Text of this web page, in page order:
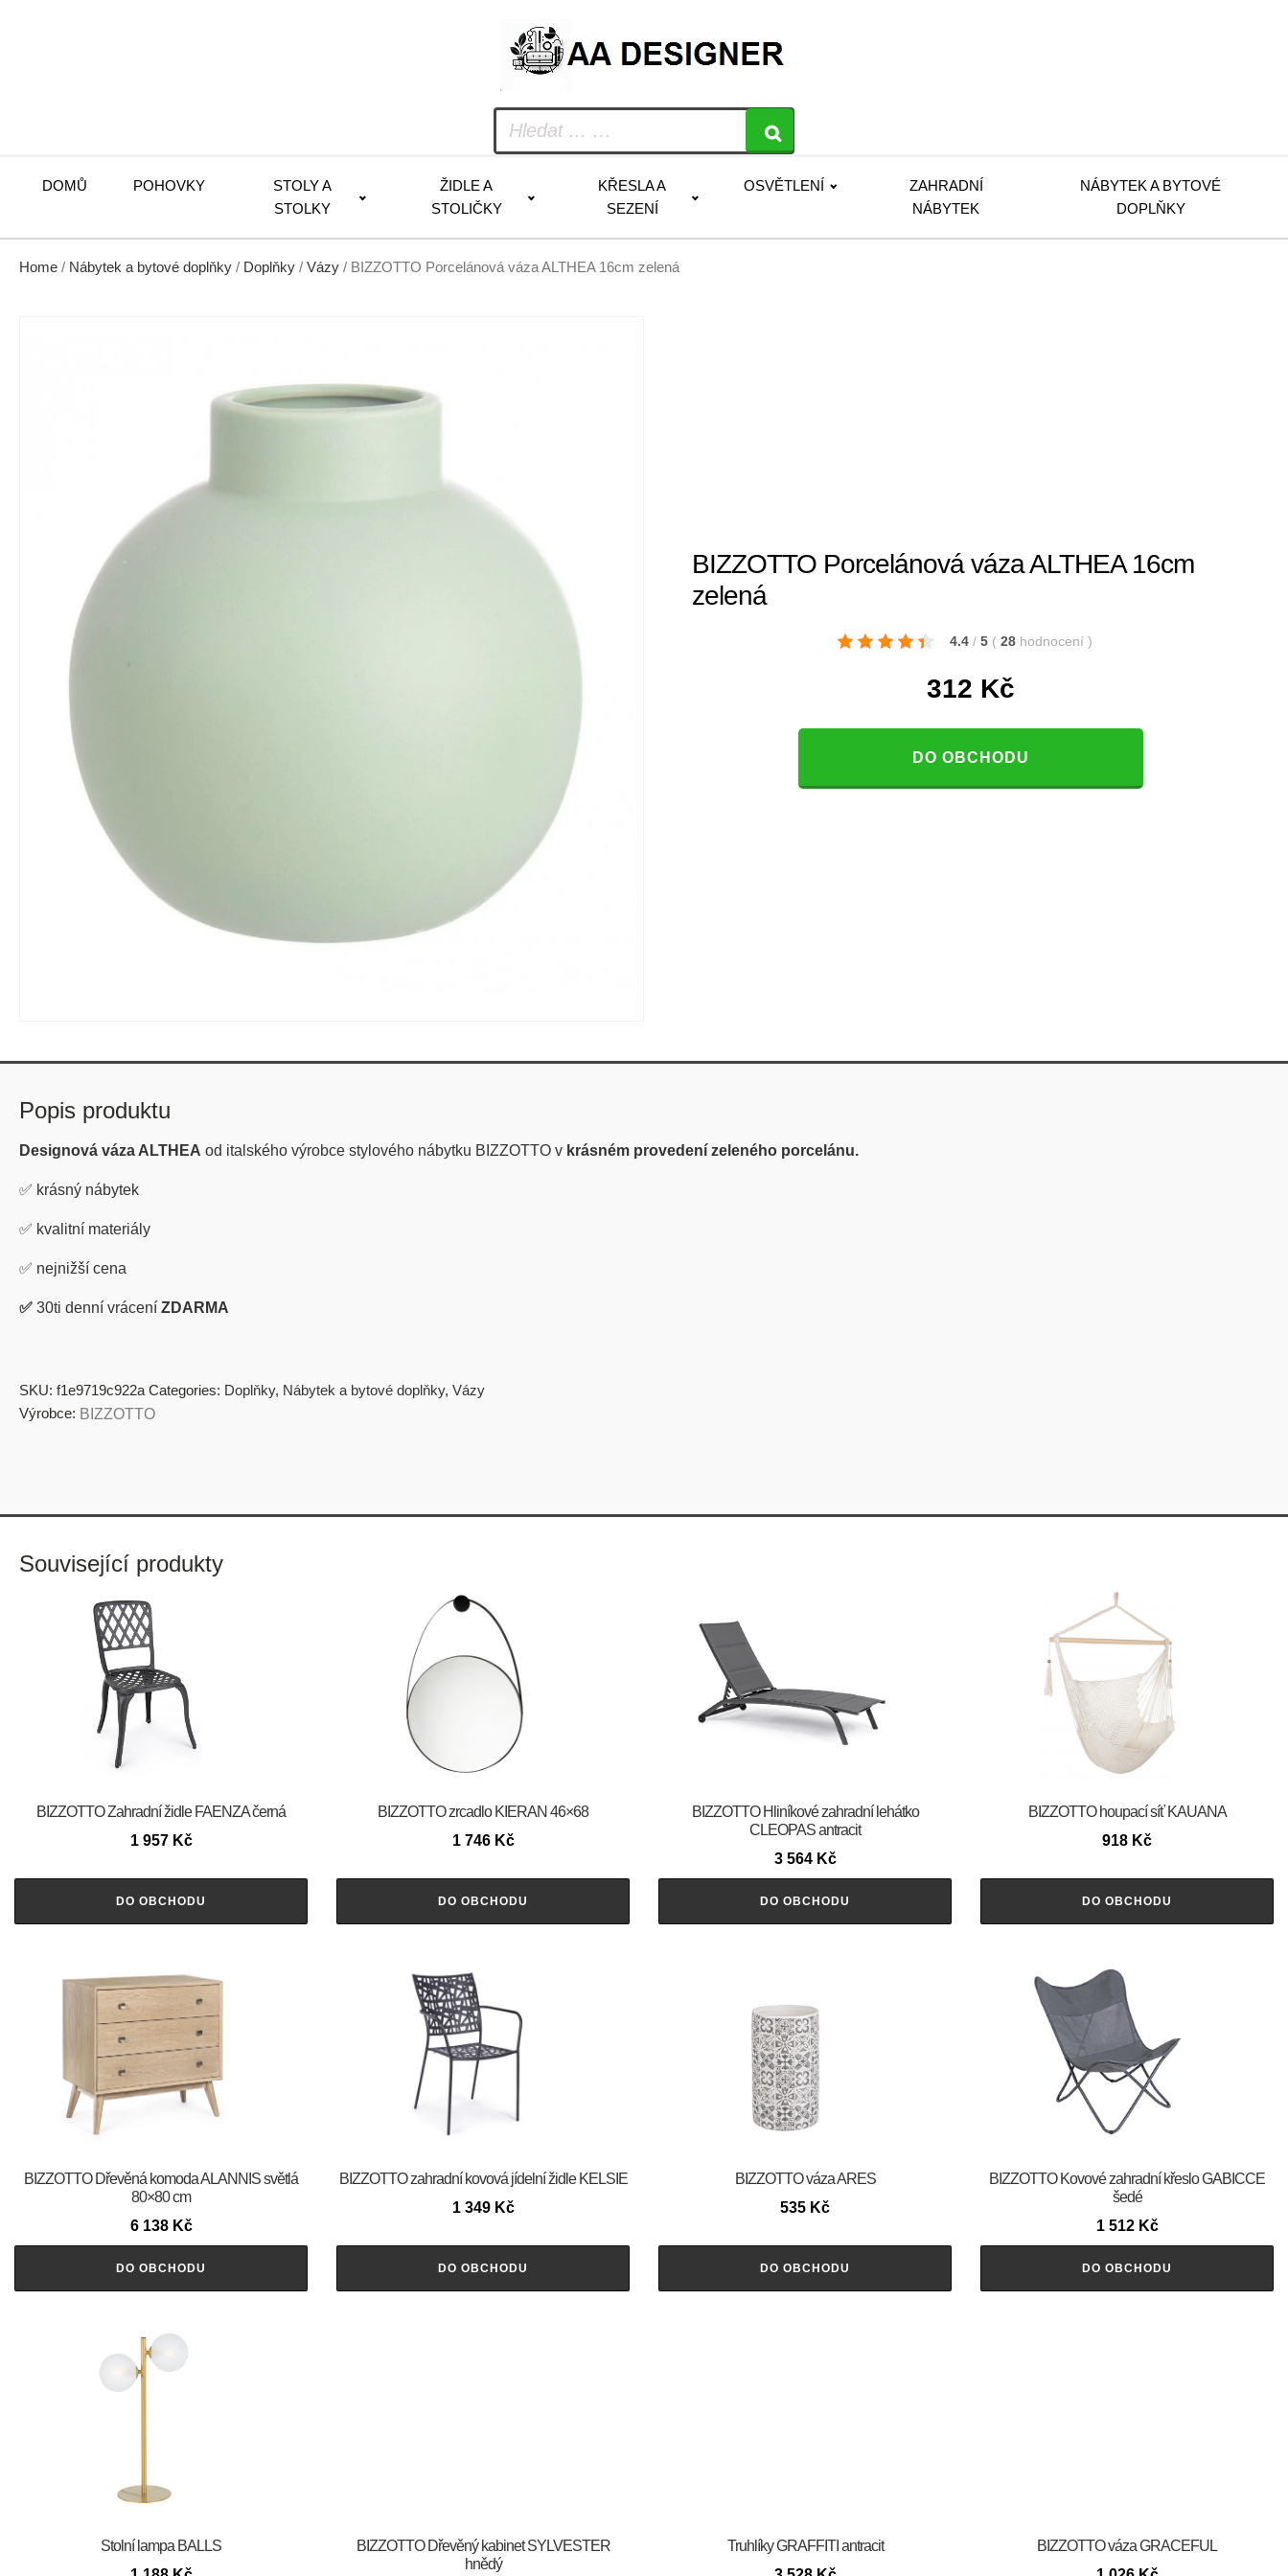
DOMŮ POHOVKY
STOLY A
STOLKY
ŽIDLE A
STOLIČKY
KŘESLA A
SEZENÍ
OSVĚTLENÍ
ZAHRADNÍ
NÁBYTEK
NÁBYTEK A BYTOVÉ
DOPLŇKY
Home / Nábytek a bytové doplňky / Doplňky / Vázy / BIZZOTTO Porcelánová váza ALTHEA 16cm zelená
BIZZOTTO Porcelánová váza ALTHEA 16cm
zelená
4.4 / 5 ( 28 hodnocení )
312 Kč
DO OBCHODU
Popis produktu
Designová váza ALTHEA od italského výrobce stylového nábytku BIZZOTTO v krásném provedení zeleného porcelánu.
✅ krásný nábytek
✅ kvalitní materiály
✅ nejnižší cena
✅ 30ti denní vrácení ZDARMA
SKU: f1e9719c922a Categories: Doplňky, Nábytek a bytové doplňky, Vázy
Výrobce: BIZZOTTO
Související produkty
BIZZOTTO Zahradní židle FAENZA černá
1 957 Kč
DO OBCHODU
BIZZOTTO zrcadlo KIERAN 46×68
1 746 Kč
DO OBCHODU
BIZZOTTO Hliníkové zahradní lehátko
CLEOPAS antracit
3 564 Kč
DO OBCHODU
BIZZOTTO houpací síť KAUANA
918 Kč
DO OBCHODU
BIZZOTTO Dřevěná komoda ALANNIS světlá
80×80 cm
6 138 Kč
DO OBCHODU
BIZZOTTO zahradní kovová jídelní židle KELSIE
1 349 Kč
DO OBCHODU
BIZZOTTO váza ARES
535 Kč
DO OBCHODU
BIZZOTTO Kovové zahradní křeslo GABICCE
šedé
1 512 Kč
DO OBCHODU
Stolní lampa BALLS
BIZZOTTO Dřevěný kabinet SYLVESTER
hnědý
Truhlíky GRAFFITI antracit
BIZZOTTO váza GRACEFUL